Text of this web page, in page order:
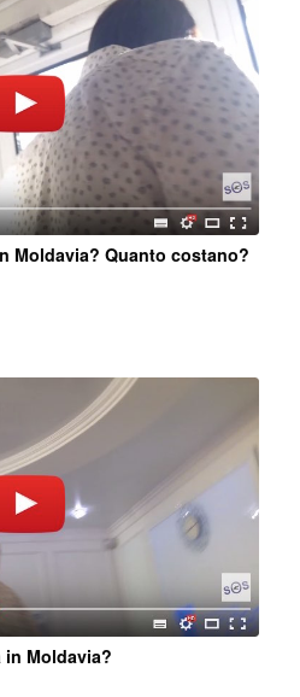
Moldavia? Quanto costano?
in Moldavia?